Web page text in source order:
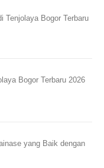
Tenjolaya Bogor Terbaru
Bogor Terbaru 2026
yang Baik dengan